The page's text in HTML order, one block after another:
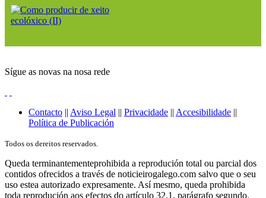
Sígue as novas na nosa rede
Contacto || Aviso Legal || Privacidade || Accesibilidade ||
Política de Publicación
Todos os dereitos reservados.
Queda terminantementeprohibida a reprodución total ou parcial dos
contidos ofrecidos a través de noticieirogalego.com salvo que o seu
uso estea autorizado expresamente. Así mesmo, queda prohibida
toda reprodución aos efectos do artículo 32.1, parágrafo segundo,